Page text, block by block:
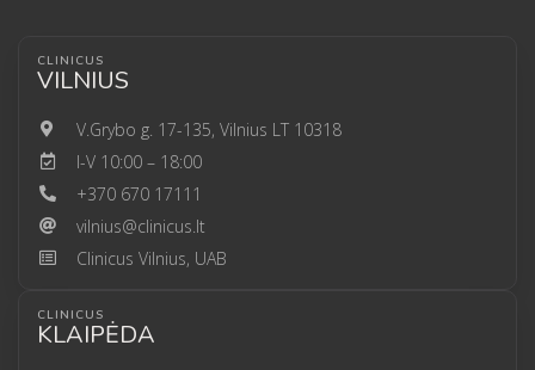
CLINICUS
VILNIUS
V.Grybo g. 17-135, Vilnius LT 10318
I-V 10:00 – 18:00
+370 670 17111
vilnius@clinicus.lt
Clinicus Vilnius, UAB
CLINICUS
KLAIPĖDA